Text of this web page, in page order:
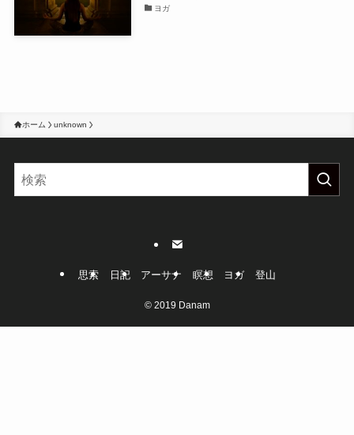
ヨガ
ホーム unknown
思索 日記 アーサナ 瞑想 ヨガ 登山
©2019 Danam